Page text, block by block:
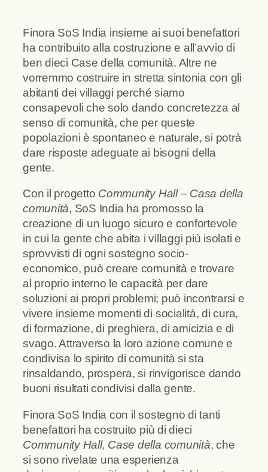
Finora SoS India insieme ai suoi benefattori
ha contribuito alla costruzione e all’avvio di
ben dieci Case della comunità. Altre ne
vorremmo costruire in stretta sintonia con gli
abitanti dei villaggi perché siamo
consapevoli che solo dando concretezza al
senso di comunità, che per queste
popolazioni è spontaneo e naturale, si potrà
dare risposte adeguate ai bisogni della
gente.
Con il progetto Community Hall – Casa della
comunità, SoS India ha promosso la
creazione di un luogo sicuro e confortevole
in cui la gente che abita i villaggi più isolati e
sprovvisti di ogni sostegno socio-
economico, può creare comunità e trovare
al proprio interno le capacità per dare
soluzioni ai propri problemi; può incontrarsi e
vivere insieme momenti di socialità, di cura,
di formazione, di preghiera, di amicizia e di
svago. Attraverso la loro azione comune e
condivisa lo spirito di comunità si sta
rinsaldando, prospera, si rinvigorisce dando
buoni risultati condivisi dalla gente.
Finora SoS India con il sostegno di tanti
benefattori ha costruito più di dieci
Community Hall, Case della comunità, che
si sono rivelate una esperienza